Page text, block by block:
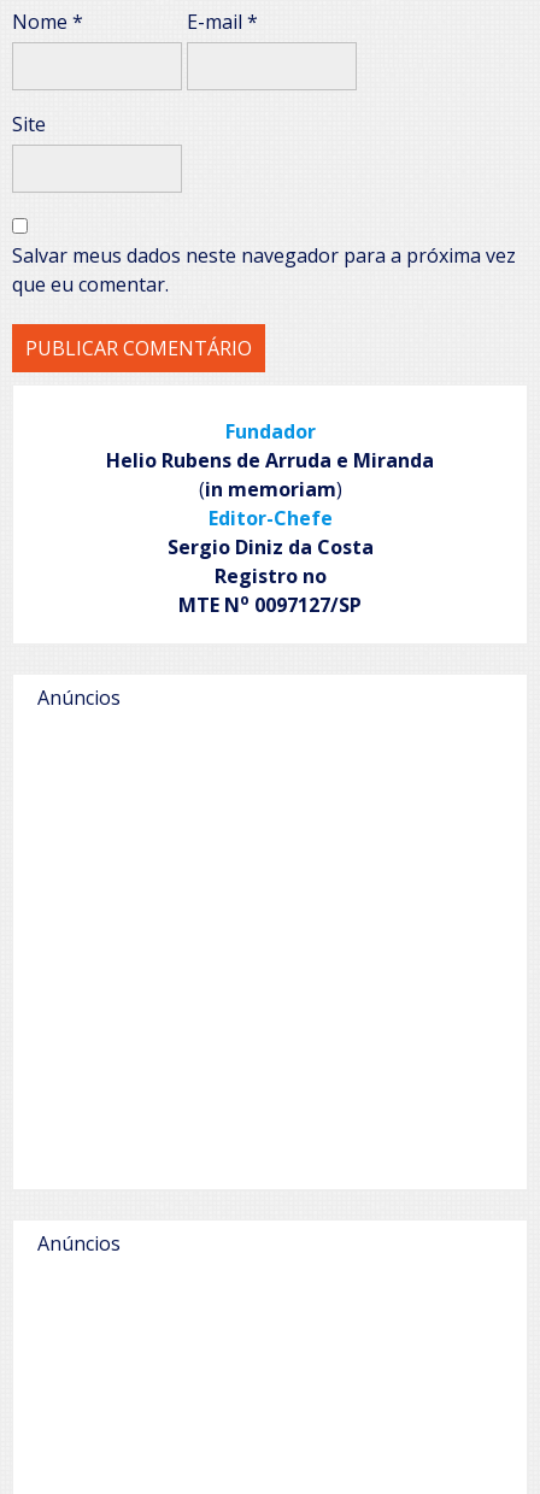
Nome * E-mail*
Site
Salvar meus dados neste navegador para a próxima vez
que eu comentar.
Fundador
Helio Rubens de Arruda e Miranda
(in memoriam)
Editor-Chefe
Sergio Diniz da Costa
Registro no
MTE No 0097127/SP
Anúncios